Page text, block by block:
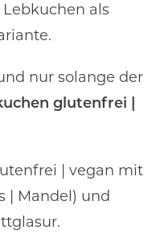
als
nur solange der
glutenfrei |
| vegan mit
| Mandel) und